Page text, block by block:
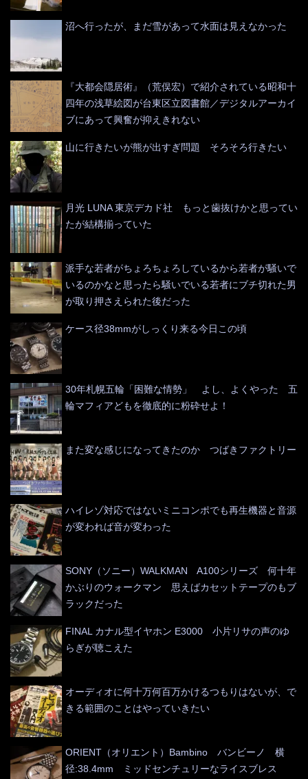
沼へ行ったが、まだ雪があって水面は見えなかった
『大都会隠居術』（荒俣宏）で紹介されている昭和十
四年の浅草絵図が台東区立図書館／デジタルアーカイ
ブにあって興奮が抑えきれない
山に行きたいが熊が出すぎ問題 そろそろ行きたい
月光 LUNA 東京デカド社 もっと歯抜けかと思ってい
たが結構揃っていた
派手な若者がちょろちょろしているから若者が騒いで
いるのかなと思ったら騒いでいる若者にブチ切れた男
が取り押さえられた後だった
ケース径38mmがしっくり来る今日この頃
30年札幌五輪「困難な情勢」 よし、よくやった 五
輪マフィアどもを徹底的に粉砕せよ！
また変な感じになってきたのか つばきファクトリー
ハイレゾ対応ではないミニコンポでも再生機器と音源
が変われば音が変わった
SONY（ソニー）WALKMAN A100シリーズ 何十年
かぶりのウォークマン 思えばカセットテープのもブ
ラックだった
FINAL カナル型イヤホン E3000 小片リサの声のゆ
らぎが聴こえた
オーディオに何十万何百万かけるつもりはないが、で
きる範囲のことはやっていきたい
ORIENT（オリエント）Bambino バンビーノ 横
径:38.4mm ミッドセンチュリーなライスブレス